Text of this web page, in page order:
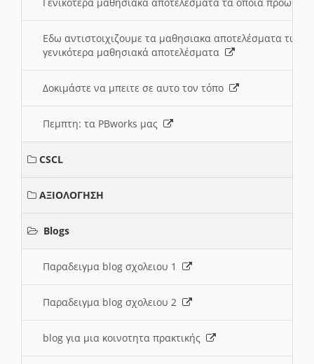
Εδω αντιστοιχιζουμε τα μαθησιακα αποτελέσματα
γενικότερα μαθησιακά αποτελέσματα
Δοκιμάστε να μπειτε σε αυτο τον τόπο
Πεμπτη: τα PBworks μας
CSCL
ΑΞΙΟΛΟΓΗΣΗ
Blogs
Παραδειγμα blog σχολειου 1
Παραδειγμα blog σχολειου 2
blog για μια κοινοτητα πρακτικής